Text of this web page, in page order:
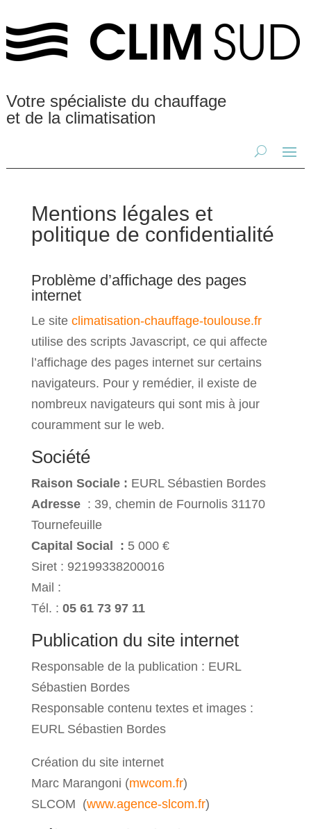
Votre spécialiste du chauffage
et de la climatisation
Mentions légales et
politique de confidentialité
Problème d’affichage des pages
internet
Le site climatisation-chauffage-toulouse.fr
utilise des scripts Javascript, ce qui affecte
l’affichage des pages internet sur certains
navigateurs. Pour y remédier, il existe de
nombreux navigateurs qui sont mis à jour
couramment sur le web.
Société
Raison Sociale : EURL Sébastien Bordes
Adresse : 39, chemin de Fournolis 31170
Tournefeuille
Capital Social : 5 000 €
Siret : 92199338200016
Mail :
Tél. : 05 61 73 97 11
Publication du site internet
Responsable de la publication : EURL
Sébastien Bordes
Responsable contenu textes et images :
EURL Sébastien Bordes
Création du site internet
Marc Marangoni (mwcom.fr)
SLCOM (www.agence-slcom.fr)